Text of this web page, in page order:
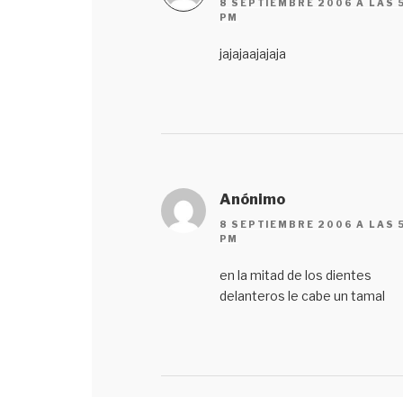
8 SEPTIEMBRE 2006 A LAS
PM
jajajaajajaja
Anónimo
8 SEPTIEMBRE 2006 A LAS
PM
en la mitad de los dientes
delanteros le cabe un tamal